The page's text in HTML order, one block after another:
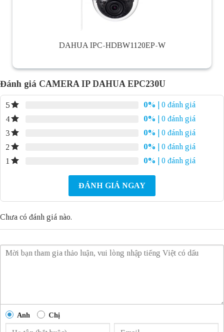
DAHUA IPC-HDBW1120EP-W
Đánh giá CAMERA IP DAHUA EPC230U
5 0%
| 0 đánh giá
4
0%
| 0 đánh giá
3
0%
| 0 đánh giá
2
0%
| 0 đánh giá
1
0% | 0 đánh giá
ĐÁNH GIÁ NGAY
Chưa có đánh giá nào.
Anh Chị